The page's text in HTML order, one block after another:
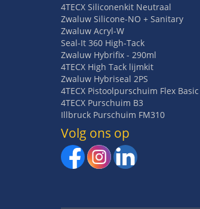
4TECX Siliconenkit Neutraal
Zwaluw Silicone-NO + Sanitary
Zwaluw Acryl-W
Seal-It 360 High-Tack
Zwaluw Hybrifix - 290ml
4TECX High Tack lijmkit
Zwaluw Hybriseal 2PS
4TECX Pistoolpurschuim Flex Basic
4TECX Purschuim B3
Illbruck Purschuim FM310
Volg ons op